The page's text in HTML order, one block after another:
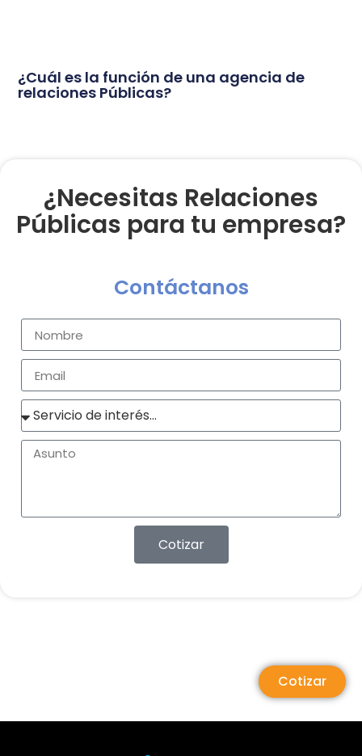
¿Cuál es la función de una agencia de
relaciones Públicas?
¿Necesitas Relaciones
Públicas para tu empresa?
Contáctanos
Cotizar
Cotizar